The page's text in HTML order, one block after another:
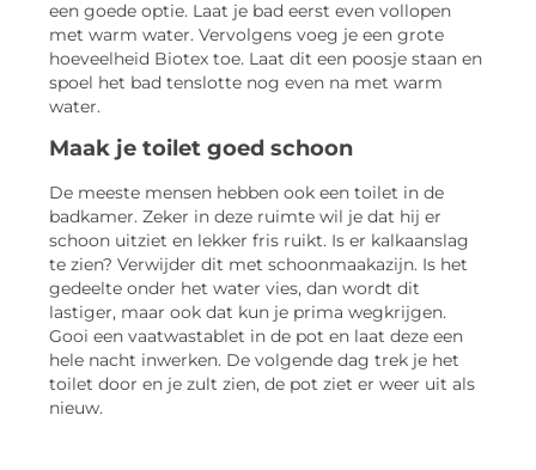
een goede optie. Laat je bad eerst even vollopen
met warm water. Vervolgens voeg je een grote
hoeveelheid Biotex toe. Laat dit een poosje staan en
spoel het bad tenslotte nog even na met warm
water.
Maak je toilet goed schoon
De meeste mensen hebben ook een toilet in de
badkamer. Zeker in deze ruimte wil je dat hij er
schoon uitziet en lekker fris ruikt. Is er kalkaanslag
te zien? Verwijder dit met schoonmaakazijn. Is het
gedeelte onder het water vies, dan wordt dit
lastiger, maar ook dat kun je prima wegkrijgen.
Gooi een vaatwastablet in de pot en laat deze een
hele nacht inwerken. De volgende dag trek je het
toilet door en je zult zien, de pot ziet er weer uit als
nieuw.